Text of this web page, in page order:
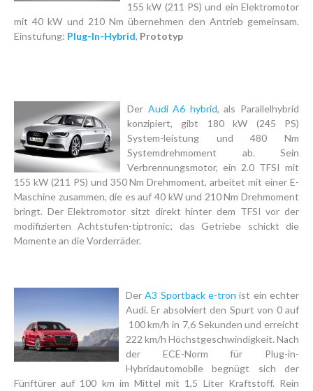
155 kW (211 PS) und ein Elektromotor
mit 40 kW und 210 Nm übernehmen den Antrieb gemeinsam.
Einstufung: Plug-In-Hybrid, Prototyp
Der Audi A6 hybrid, als Parallelhybrid
konzipiert, gibt 180 kW (245 PS)
System-leistung und 480 Nm
Systemdrehmoment ab. Sein
Verbrennungsmotor, ein 2.0 TFSI mit
155 kW (211 PS) und 350 Nm Drehmoment, arbeitet mit einer E-
Maschine zusammen, die es auf 40 kW und 210 Nm Drehmoment
bringt. Der Elektromotor sitzt direkt hinter dem TFSI vor der
modifizierten Achtstufen-tiptronic; das Getriebe schickt die
Momente an die Vorderräder.
DerA3 Sportback e-tron ist ein echter
Audi. Er absolviert den Spurt von 0 auf
100 km/h in 7,6 Sekunden und erreicht
222 km/h Höchstgeschwindigkeit. Nach
der ECE-Norm für Plug-in-
Hybridautomobile begnügt sich der
Fünftürer auf 100 km im Mittel mit 1,5 Liter Kraftstoff. Rein